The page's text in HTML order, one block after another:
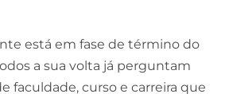
está em fase de término do
a sua volta já perguntam
faculdade, curso e carreira que